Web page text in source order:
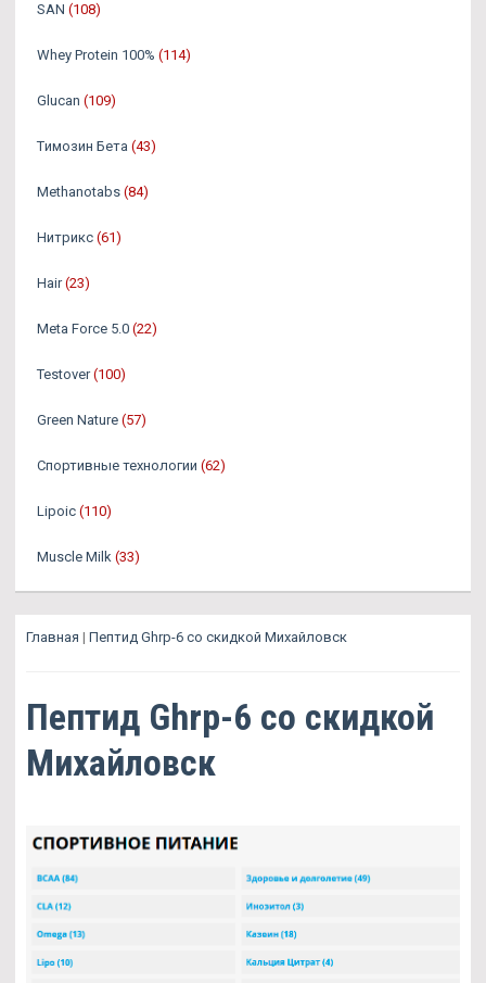
SAN (108)
Whey Protein 100% (114)
Glucan (109)
Tимозин Бета (43)
Methanotabs (84)
Нитрикс (61)
Hair (23)
Meta Force 5.0 (22)
Testover (100)
Green Nature (57)
Спортивные технологии (62)
Lipoic (110)
Muscle Milk (33)
Главная | Пептид Ghrp-6 со скидкой Михайловск
Пептид Ghrp-6 со скидкой
Михайловск